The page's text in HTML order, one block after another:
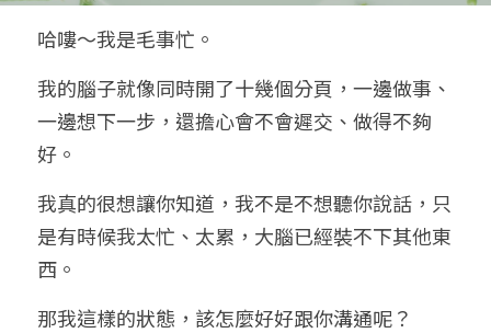
合作機構
聯絡我們
搜索
哈嘍～我是毛事忙。
我的腦子就像同時開了十幾個分頁，一邊做事、
一邊想下一步，還擔心會不會遲交、做得不夠
好。
我真的很想讓你知道，我不是不想聽你說話，只
是有時候我太忙、太累，大腦已經裝不下其他東
西。
那我這樣的狀態，該怎麼好好跟你溝通呢？